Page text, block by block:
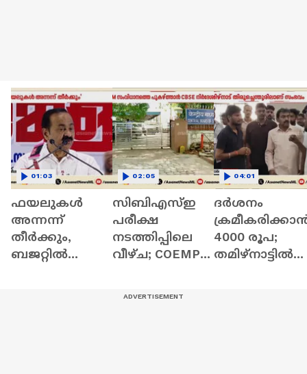
ഫയലുകൾ
അന്നന്ന്
തീർക്കും,
ബജറ്റിൽ
01:03
സിബിഎസ്ഇ
പരീക്ഷ
നടത്തിപ്പിലെ
വീഴ്ച; COEMPT
02:05
ദർശനം
4000 രൂപ;
തമിഴ്നാട്ടിൽ
04:01